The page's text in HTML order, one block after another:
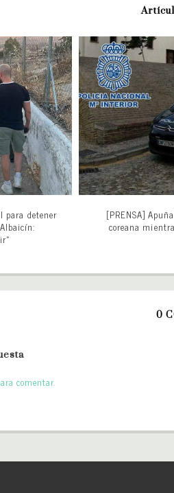
para detener
[PRENSA]
coreana
0
comentar.